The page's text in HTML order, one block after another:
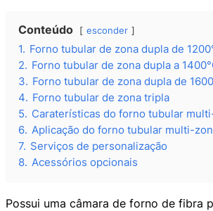
Conteúdo esconder
1. Forno tubular de zona dupla de
2. Forno tubular de zona dupla a
3. Forno tubular de zona dupla de
4. Forno tubular de zona tripla
5. Caraterísticas do forno tubular
6. Aplicação do forno tubular multi-
7. Serviços de personalização
8. Acessórios opcionais
Possui uma câmara de forno de fibra